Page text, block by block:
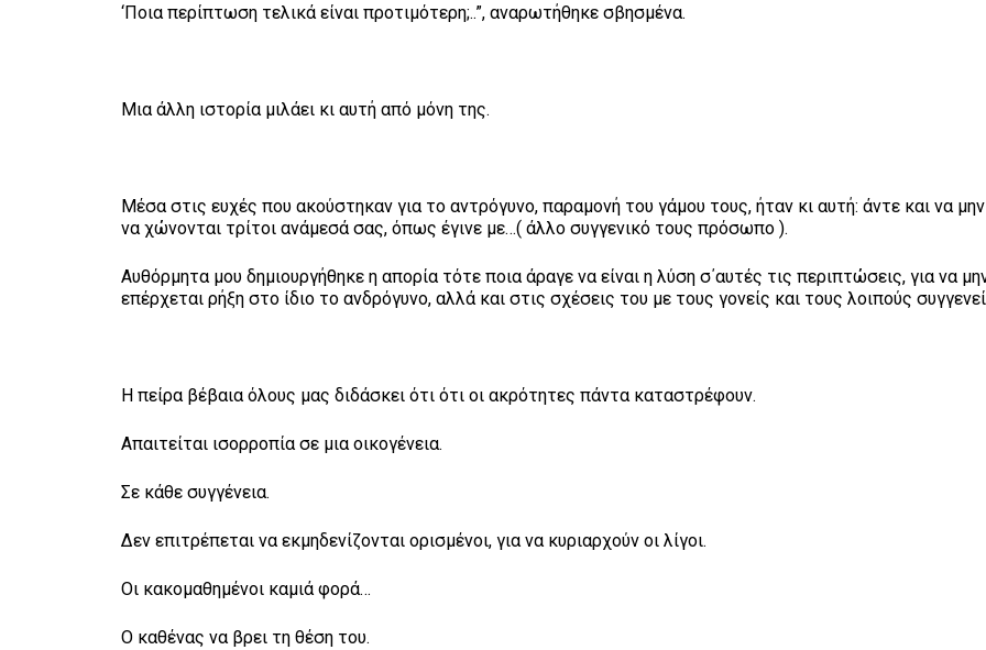
‘Ποια περίπτωση τελικά είναι προτιμότερη;..”, αναρωτήθηκε σβησμένα.
Μια άλλη ιστορία μιλάει κι αυτή από μόνη της.
Μέσα στις ευχές που ακούστηκαν για το αντρόγυνο, παραμονή του γάμου τους, ήταν κι αυτή: άντε και να
να χώνονται τρίτοι ανάμεσά σας, όπως έγινε με…( άλλο συγγενικό τους πρόσωπο ).
Αυθόρμητα μου δημιουργήθηκε η απορία τότε ποια άραγε να είναι η λύση σ΄αυτές τις περιπτώσεις, για να
επέρχεται ρήξη στο ίδιο το ανδρόγυνο, αλλά και στις σχέσεις του με τους γονείς και τους λοιπούς
Η πείρα βέβαια όλους μας διδάσκει ότι ότι οι ακρότητες πάντα καταστρέφουν.
Απαιτείται ισορροπία σε μια οικογένεια.
Σε κάθε συγγένεια.
Δεν επιτρέπεται να εκμηδενίζονται ορισμένοι, για να κυριαρχούν οι λίγοι.
Οι κακομαθημένοι καμιά φορά…
Ο καθένας να βρει τη θέση του.